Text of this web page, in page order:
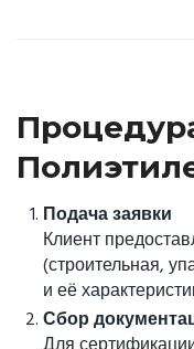
Подача заявки
Клиент
(строительная,
и её
Сбор